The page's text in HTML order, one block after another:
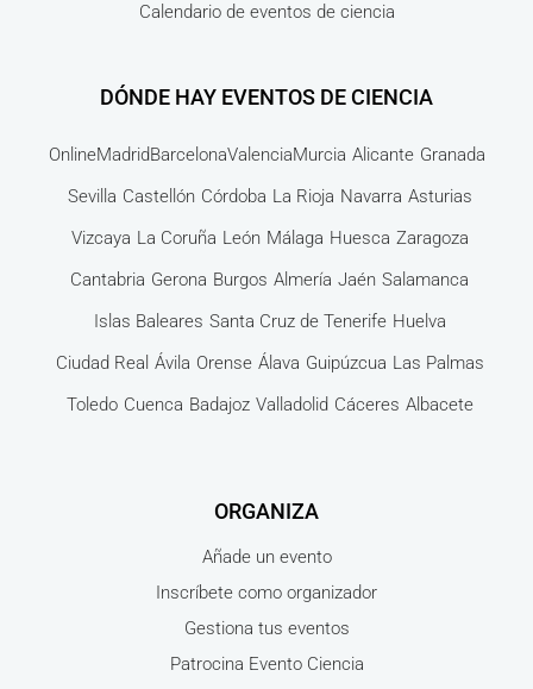
Calendario de eventos de ciencia
DÓNDE HAY EVENTOS DE CIENCIA
OnlineMadridBarcelonaValenciaMurcia Alicante Granada
Sevilla Castellón Córdoba La Rioja Navarra Asturias
Vizcaya La Coruña León Málaga Huesca Zaragoza
Cantabria Gerona Burgos Almería Jaén Salamanca
Islas Baleares Santa Cruz de Tenerife Huelva
Ciudad Real Ávila Orense Álava Guipúzcua Las Palmas
Toledo Cuenca Badajoz Valladolid Cáceres Albacete
ORGANIZA
Añade un evento
Inscríbete como organizador
Gestiona tus eventos
Patrocina Evento Ciencia